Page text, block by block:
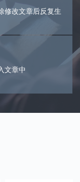
修改文章后反复生
文章中